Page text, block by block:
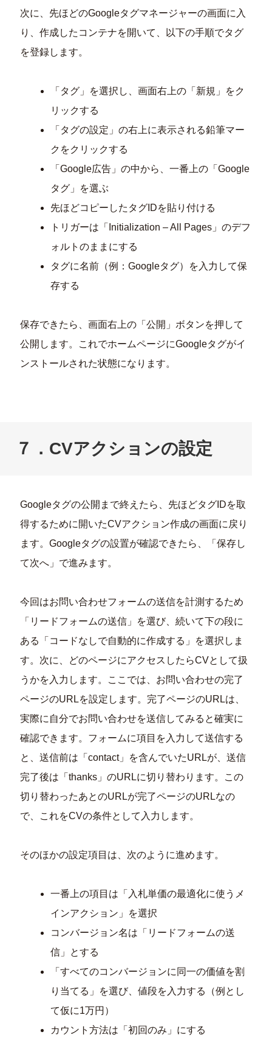
次に、先ほどのGoogleタグマネージャーの画面に入
り、作成したコンテナを開いて、以下の手順でタグ
を登録します。
「タグ」を選択し、画面右上の「新規」をク
リックする
「タグの設定」の右上に表示される鉛筆マー
クをクリックする
「Google広告」の中から、一番上の「Google
タグ」を選ぶ
先ほどコピーしたタグIDを貼り付ける
トリガーは「Initialization – All Pages」のデフ
ォルトのままにする
タグに名前（例：Googleタグ）を入力して保
存する
保存できたら、画面右上の「公開」ボタンを押して
公開します。これでホームページにGoogleタグがイ
ンストールされた状態になります。
７．CVアクションの設定
Googleタグの公開まで終えたら、先ほどタグIDを取
得するために開いたCVアクション作成の画面に戻り
ます。Googleタグの設置が確認できたら、「保存し
て次へ」で進みます。
今回はお問い合わせフォームの送信を計測するため
「リードフォームの送信」を選び、続いて下の段に
ある「コードなしで自動的に作成する」を選択しま
す。次に、どのページにアクセスしたらCVとして扱
うかを入力します。ここでは、お問い合わせの完了
ページのURLを設定します。完了ページのURLは、
実際に自分でお問い合わせを送信してみると確実に
確認できます。フォームに項目を入力して送信する
と、送信前は「contact」を含んでいたURLが、送信
完了後は「thanks」のURLに切り替わります。この
切り替わったあとのURLが完了ページのURLなの
で、これをCVの条件として入力します。
そのほかの設定項目は、次のように進めます。
一番上の項目は「入札単価の最適化に使うメ
インアクション」を選択
コンバージョン名は「リードフォームの送
信」とする
「すべてのコンバージョンに同一の価値を割
り当てる」を選び、値段を入力する（例とし
て仮に1万円）
カウント方法は「初回のみ」にする